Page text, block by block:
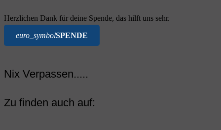
Herzlichen Dank für deine Spende, das hilft uns sehr.
euro_symbolSPENDE
Nix Verpassen.....
Zu finden auch auf: